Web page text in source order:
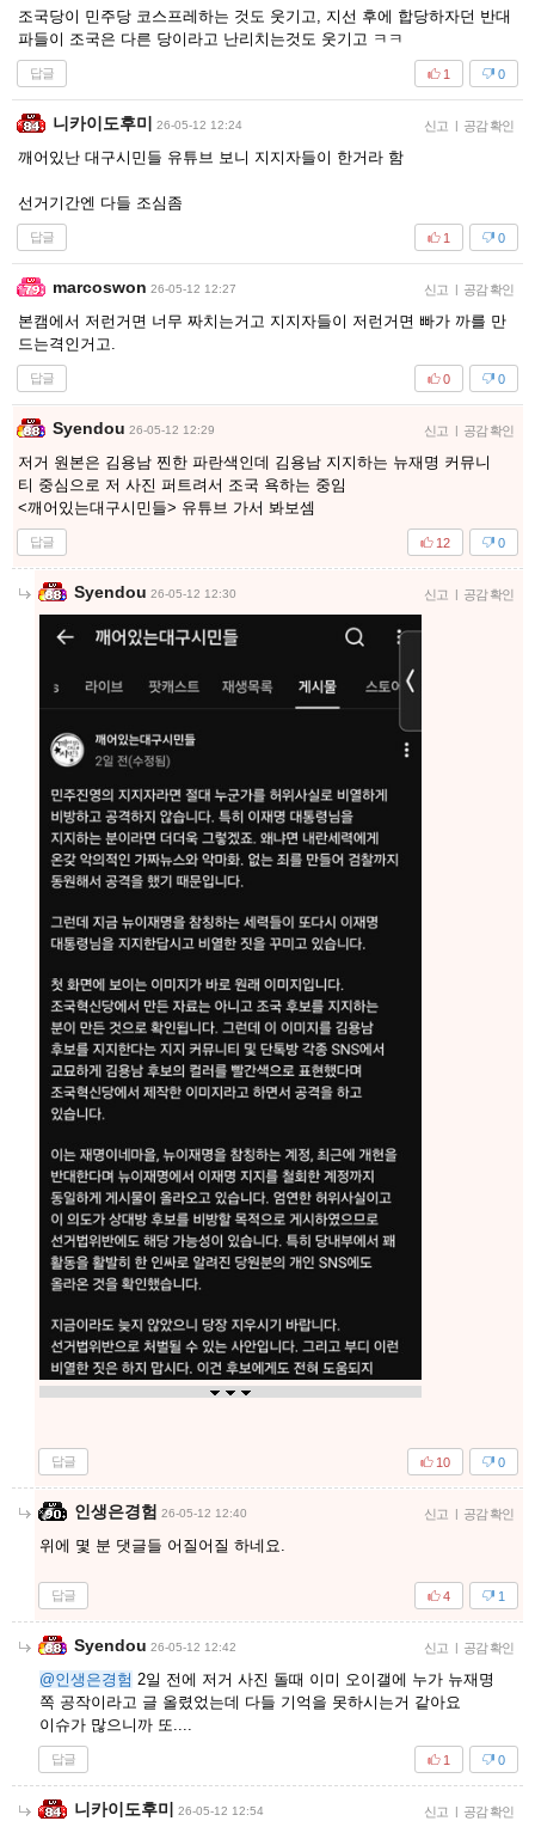
조국당이 민주당 코스프레하는 것도 웃기고, 지선 후에 합당하자던 반대
파들이 조국은 다른 당이라고 난리치는것도 웃기고 ㅋㅋ
답글 0
1
니카이도후미 26-05-12 12:24 신고 | 공감 확인
깨어있난 대구시민들 유튜브 보니 지지자들이 한거라 함
선거기간엔 다들 조심좀
답글 0
1
marcoswon 26-05-12 12:27 신고 | 공감 확인
본캠에서 저런거면 너무 짜치는거고 지지자들이 저런거면 빠가 까를 만
드는격인거고.
답글 0
0
Syendou 26-05-12 12:29 신고 | 공감 확인
저거 원본은 김용남 찐한 파란색인데 김용남 지지하는 뉴재명 커뮤니
티 중심으로 저 사진 퍼트려서 조국 욕하는 중임
<깨어있는대구시민들> 유튜브 가서 봐보셈
답글 0
12
Syendou 26-05-12 12:30 신고 | 공감 확인
답글 0
10
인생은경험 26-05-12 12:40 신고 | 공감 확인
위에 몇 분 댓글들 어질어질 하네요.
답글 1
4
Syendou 26-05-12 12:42 신고 | 공감 확인
@인생은경험 2일 전에 저거 사진 돌때 이미 오이갤에 누가 뉴재명
쪽 공작이라고 글 올렸었는데 다들 기억을 못하시는거 같아요
이슈가 많으니까 또....
답글 0
1
니카이도후미 26-05-12 12:54 신고 | 공감 확인